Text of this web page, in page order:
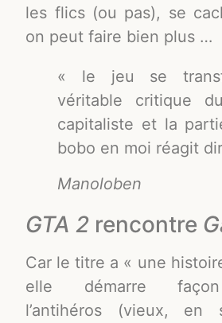
les flics (ou pas), se
on peut faire bien plus …
« le jeu se
véritable critique
capitaliste et la
bobo en moi réagit
Manoloben
GTA 2 rencontre
Car le titre a « une
elle démarre façon
l’antihéros (vieux,